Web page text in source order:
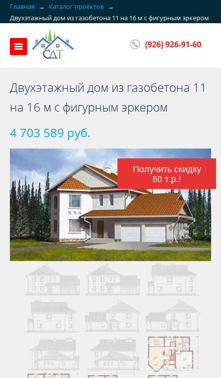
Главная → Каталог проектов →
Двухэтажный дом из газобетона 11 на 16 м с фигурным эркером
(926) 926-91-60
Двухэтажный дом из газобетона 11
на 16 м с фигурным эркером
4 703 589 руб.
Получить скидку
50 т.р.!